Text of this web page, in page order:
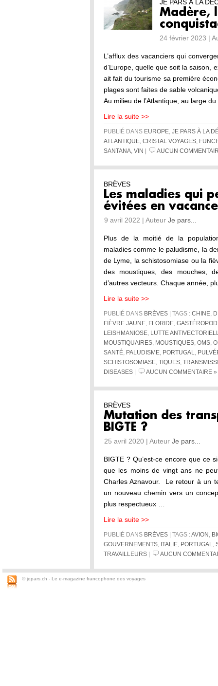
JE PARS À LA
Madère,
24 février 2023 |
L’afflux des vacanciers qui
d’Europe, quelle que soit la saison,
ait fait du tourisme sa première
plages sont faites de sable
Au milieu de l’Atlantique, au large
Lire la suite >>
PUBLIÉ DANS EUROPE JE PARS À LA
ATLANTIQUE CRISTAL VOYAGES
SANTANA VIN AUCUN
BRÈVES
Les maladies qui
évitées en
9 avril 2022 | Auteur Je pars...
Plus de la moitié de la
maladies comme le paludisme, la
de Lyme, la schistosomiase ou la
des moustiques, des mouches,
d’autres vecteurs. Chaque année,
Lire la suite >>
PUBLIÉ DANS BRÈVES | TAGS : CHINE
FIÈVRE JAUNE
FLORIDE
LEISHMANIOSE
LUTTE
MOUSTIQUAIRES
MOUSTIQUES OMS
SANTÉ
PALUDISME PORTUGAL
SCHISTOSOMIASE TIQUES
DISEASES
AUCUN COMMENTAIRE »
BRÈVES
Mutation des
BIGTE ?
25 avril 2020 | Auteur Je pars...
BIGTE ? Qu’est-ce encore que ce
que les moins de vingt ans ne
Charles Aznavour. Le retour à un
un nouveau chemin vers un
plus respectueux …
Lire la suite >>
PUBLIÉ DANS BRÈVES | TAGS :AVION
GOUVERNEMENTS
ITALIE PORTUGAL
TRAVAILLEURS
AUCUN
© jepars.ch - Le e-magazine francophone des voyages